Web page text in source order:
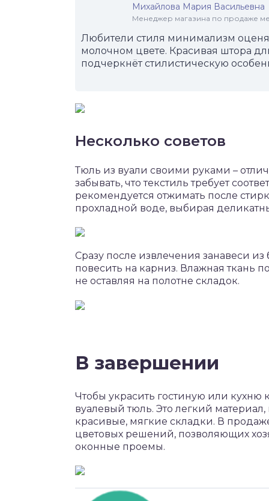
Михайлова Мария Васильевна
Менеджер магазина по продаже
Любители стиля минимализм
молочном цвете. Красивая штора
подчеркнёт стилистическую
Несколько советов
Тюль из вуали своими руками –
забывать, что текстиль требует
рекомендуется отжимать после
прохладной воде, выбирая
Сразу после извлечения занавеси
повесить на карниз. Влажная ткань
не оставляя на полотне складок.
В завершении
Чтобы украсить гостиную или
вуалевый тюль. Это легкий
красивые, мягкие складки. В
цветовых решений, позволяющих
оконные проемы.